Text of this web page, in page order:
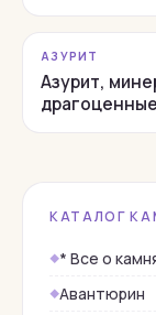
АЗУРИТ
Азурит,
КАТАЛОГ
* Все о
Авантюрин